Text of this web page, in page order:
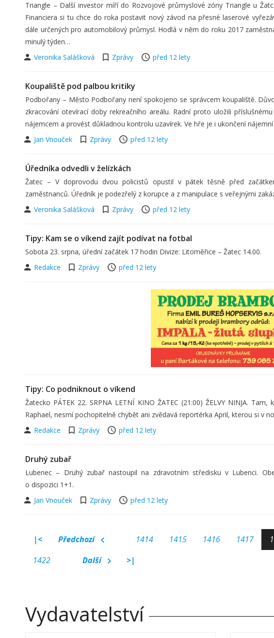
Triangle – Další investor míří do Rozvojové průmyslové zóny Triangle u
Financiera si tu chce do roka postavit nový závod na přesné laserové
dále určených pro automobilový průmysl. Hodlá v něm do roku 2017
minulý týden…
Veronika Salášková
Zprávy před 12 lety
Koupaliště pod palbou kritiky
Podbořany – Město Podbořany není spokojeno se správcem koupaliště.
zkracování otevírací doby rekreačního areálu. Radní proto uložili
nájemcem a provést důkladnou kontrolu uzavírek. Ve hře je i ukončení
Jan Vnouček
Zprávy před 12 lety
Úředníka odvedli v želízkách
Žatec – V doprovodu dvou policistů opustil v pátek těsně před
zaměstnanců. Úředník je podezřelý z korupce a z manipulace s veřejnými
Veronika Salášková
Zprávy před 12 lety
Tipy: Kam se o víkend zajít podívat na fotbal
Sobota 23. srpna, úřední začátek 17 hodin Divize: Litoměřice – Žatec 14.00.
Redakce
Zprávy před 12 lety
Tipy: Co podniknout o víkend
Žatecko PÁTEK 22. SRPNA LETNÍ KINO ŽATEC (21:00) ŽELVY NINJA.
Raphael, nesmí pochopitelně chybět ani zvědavá reportérka April, kterou si v
Redakce
Zprávy před 12 lety
Druhý zubař
Lubenec – Druhý zubař nastoupil na zdravotním středisku v Lubenci.
o dispozici 1+1.
Jan Vnouček
Zprávy před 12 lety
|< Předchozí 1414 1415 1416 1417
1422
Další >|
Vydavatelství